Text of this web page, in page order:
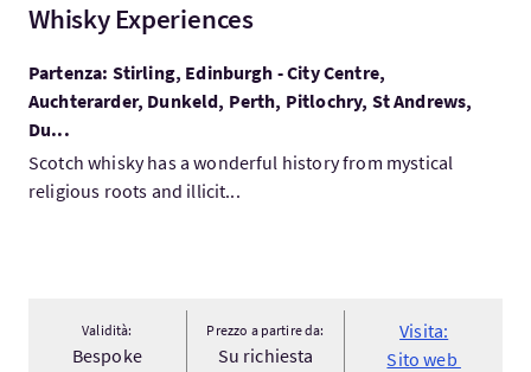
Whisky Experiences
Partenza: Stirling, Edinburgh - City Centre,
Auchterarder, Dunkeld, Perth, Pitlochry, St Andrews,
Du...
Scotch whisky has a wonderful history from mystical
religious roots and illicit...
Validità:
Bespoke
Prezzo a partire da:
Su richiesta
Visita:
Sito web